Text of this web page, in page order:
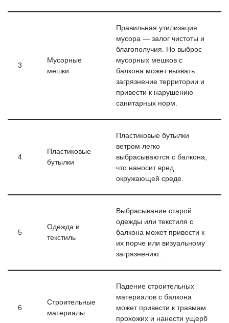
3
Мусорные
мешки
Правильная утилизация
мусора — залог чистоты и
благополучия. Но выброс
мусорных мешков с
балкона может вызвать
загрязнение территории и
привести к нарушению
санитарных норм.
4
Пластиковые
бутылки
Пластиковые бутылки
ветром легко
выбрасываются с балкона,
что наносит вред
окружающей среде.
5
Одежда и
текстиль
Выбрасывание старой
одежды или текстиля с
балкона может привести к
их порче или визуальному
загрязнению.
6
Строительные
материалы
Падение строительных
материалов с балкона
может привести к травмам
прохожих и нанести ущерб